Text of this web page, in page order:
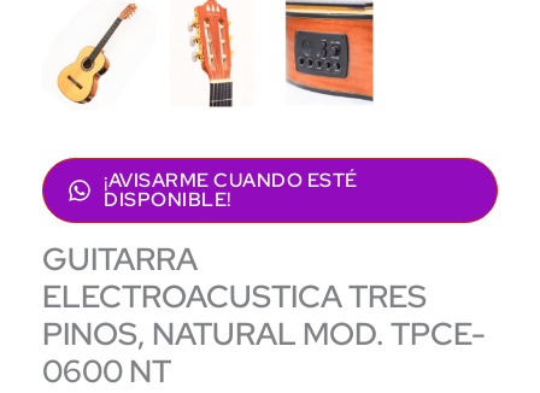
¡AVISARME CUANDO ESTÉ
DISPONIBLE!
GUITARRA
ELECTROACUSTICA TRES
PINOS, NATURAL MOD. TPCE-
0600 NT